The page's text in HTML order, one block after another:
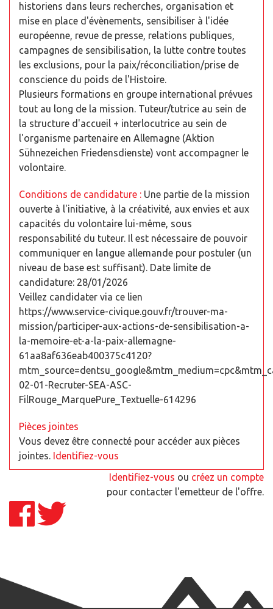
historiens dans leurs recherches, organisation et
mise en place d'évènements, sensibiliser à l'idée
européenne, revue de presse, relations publiques,
campagnes de sensibilisation, la lutte contre toutes
les exclusions, pour la paix/réconciliation/prise de
conscience du poids de l'Histoire.
Plusieurs formations en groupe international prévues
tout au long de la mission. Tuteur/tutrice au sein de
la structure d'accueil + interlocutrice au sein de
l'organisme partenaire en Allemagne (Aktion
Sühnezeichen Friedensdienste) vont accompagner le
volontaire.
Conditions de candidature : Une partie de la mission
ouverte à l'initiative, à la créativité, aux envies et aux
capacités du volontaire lui-même, sous
responsabilité du tuteur. Il est nécessaire de pouvoir
communiquer en langue allemande pour postuler (un
niveau de base est suffisant). Date limite de
candidature: 28/01/2026
Veillez candidater via ce lien
https://www.service-civique.gouv.fr/trouver-ma-
mission/participer-aux-actions-de-sensibilisation-a-
la-memoire-et-a-la-paix-allemagne-
61aa8af636eab400375c4120?
02-01-Recruter-SEA-ASC-
FilRouge_MarquePure_Textuelle-614296
Pièces jointes
Vous devez être connecté pour accéder aux pièces
jointes. Identifiez-vous
Identifiez-vous ou créez un compte
pour contacter l'emetteur de l'offre.